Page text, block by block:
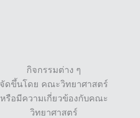
กิจกรรมต่าง ๆ
จัดขึ้นโดย คณะวิทยาศาสตร์
หรือมีความเกี่ยวข้องกับคณะ
วิทยาศาสตร์